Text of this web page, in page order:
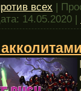
всех |
14.05.2020 |